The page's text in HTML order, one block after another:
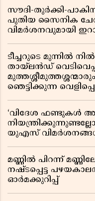
സൗദി-തുർക്കി-
പുതിയ സൈനിക
വിമർശനവുമായി
ടീച്ചറുടെ മുന്നിൽ
തായ്‌ലൻഡ്
ഞെട്ടിക്കുന്ന
‘വിദേശ ഫണ്ടുകൾ
യുഎസ്
മണ്ണിൽ പിറന്ന്
നഷ്ടപ്പെട്ട
ഓർമക്കുറിപ്പ്